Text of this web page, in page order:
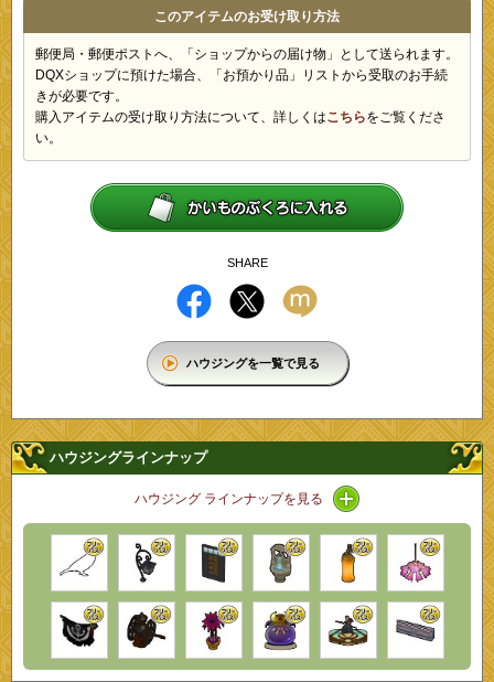
このアイテムのお受け取り方法
郵便局・郵便ポストへ、「ショップからの届け物」として送られます。
DQXショップに預けた場合、「お預かり品」リストから受取のお手続
きが必要です。
購入アイテムの受け取り方法について、詳しくはこちらをご覧くださ
い。
SHARE
ハウジングを一覧で見る
ハウジングラインナップ
ハウジング ラインナップを見る アイコン / ラインナ